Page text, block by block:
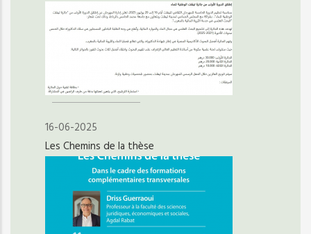
16-06-2025
Les Chemins de la thèse